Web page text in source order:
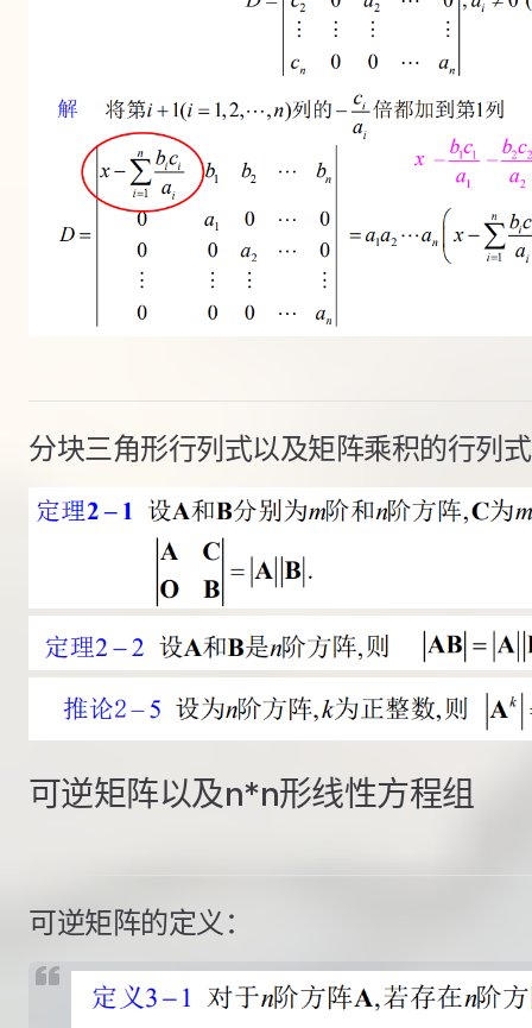
分块三角形行列式以及矩阵乘积的行列式
可逆矩阵以及n*n形线性方程组
可逆矩阵的定义：